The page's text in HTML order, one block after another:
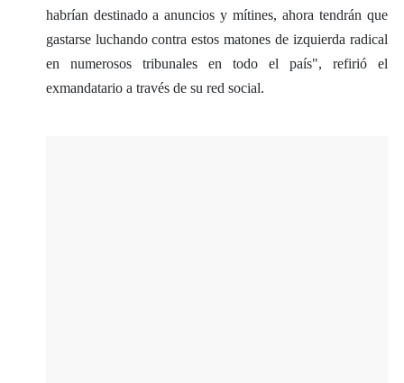
habrían destinado a anuncios y mítines, ahora tendrán que
gastarse luchando contra estos matones de izquierda radical
en numerosos tribunales en todo el país", refirió el
exmandatario a través de su red social.